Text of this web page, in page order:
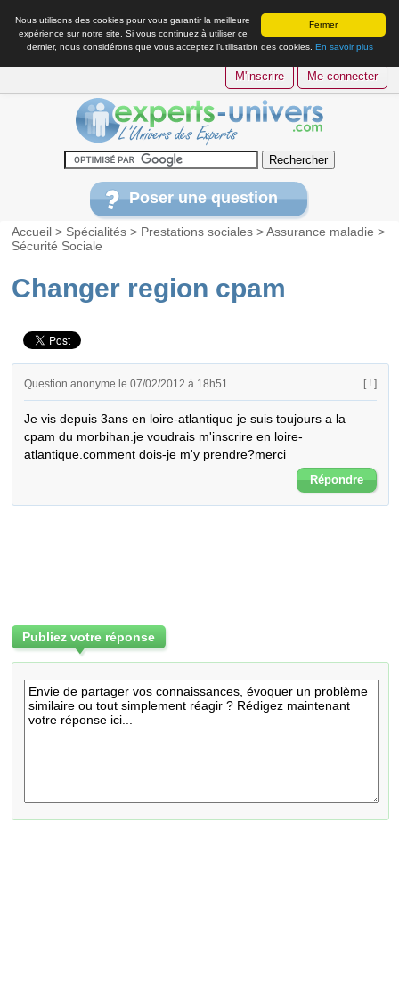
Fermer
Nous utilisons des cookies pour vous garantir la meilleure
expérience sur notre site. Si vous continuez à utiliser ce
dernier, nous considérons que vous acceptez l’utilisation des cookies. En savoir plus
M'inscrire Me connecter
Poser une question
Accueil > Spécialités > Prestations sociales >Assurance maladie >
Sécurité Sociale
Changer region cpam
Question anonyme le 07/02/2012 à 18h51 [ ! ]
Je vis depuis 3ans en loire-atlantique je suis toujours a la
cpam du morbihan.je voudrais m'inscrire en loire-
atlantique.comment dois-je m'y prendre?merci
Répondre
Publiez votre réponse